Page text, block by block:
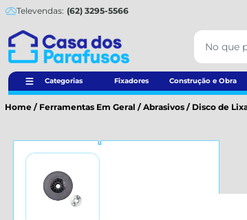
Televendas: (62) 3295-5566
Categorias Fixadores Construção e Obra
Home / Ferramentas Em Geral / Abrasivos / Disco de